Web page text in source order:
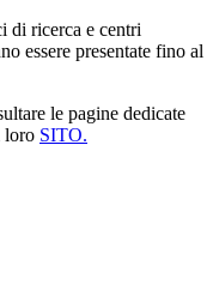
di ricerca e centri
essere presentate fino al
le pagine dedicate
loro SITO.